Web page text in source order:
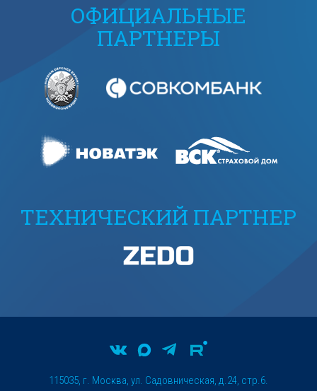
ОФИЦИАЛЬНЫЕ
ПАРТНЕРЫ
ТЕХНИЧЕСКИЙ ПАРТНЕР
115035, г. Москва, ул. Садовническая, д.24, стр.6.